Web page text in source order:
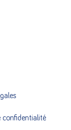
confidentialité